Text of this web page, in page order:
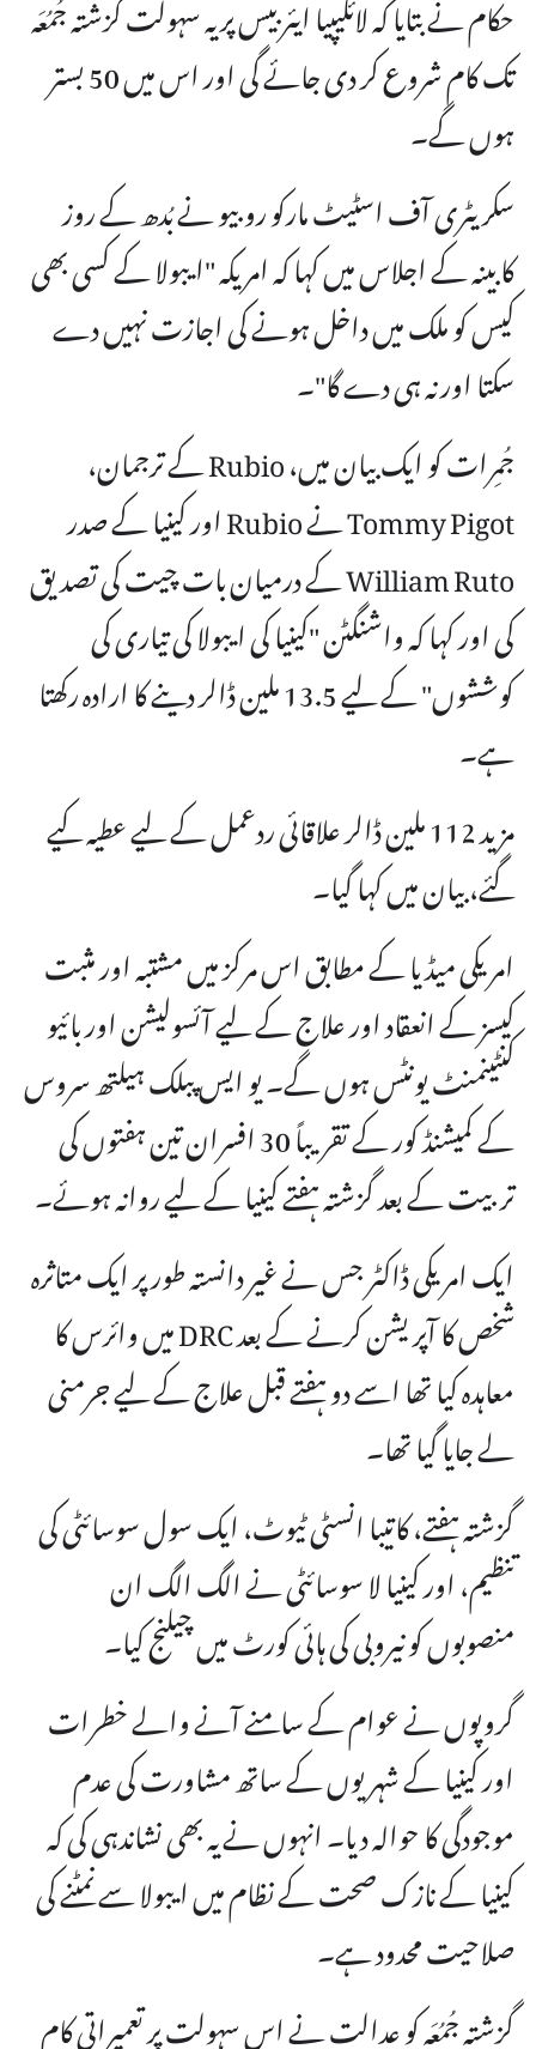
تک کام شروع کر دی جائے گی اور اس میں 50 بستر
ہوں گے۔
سکریٹری آف اسٹیٹ مارکو روبیو نے بُدھ کے روز
کابینہ کے اجلاس میں کہا کہ امریکہ "ایبولا کے کسی بھی
کیس کو ملک میں داخل ہونے کی اجازت نہیں دے
سکتا اور نہ ہی دے گا"۔
جُمِرات کو ایک بیان میں، Rubio کے ترجمان،
Tommy Pigot نے Rubio اور کینیا کے صدر
William Ruto کے درمیان بات چیت کی تصدیق
کی اور کہا کہ واشنگٹن "کینیا کی ایبولا کی تیاری کی
کوششوں" کے لیے 13.5 ملین ڈالر دینے کا ارادہ رکھتا
ہے۔
مزید 112 ملین ڈالر علاقائی ردعمل کے لیے عطیہ کیے
گئے، بیان میں کہا گیا۔
امریکی میڈیا کے مطابق اس مرکز میں مشتبہ اور مثبت
کیسز کے انعقاد اور علاج کے لیے آئسولیشن اور بائیو
کنٹینمنٹ یونٹس ہوں گے۔ یو ایس پبلک ہیلتھ سروس
کے کمیشنڈ کور کے تقریباً 30 افسران تین ہفتوں کی
تربیت کے بعد گزشتہ ہفتے کینیا کے لیے روانہ ہوئے۔
ایک امریکی ڈاکٹر جس نے غیر دانستہ طور پر ایک متاثرہ
شخص کا آپریشن کرنے کے بعد DRC میں وائرس کا
معاہدہ کیا تھا اسے دو ہفتے قبل علاج کے لیے جرمنی
لے جایا گیا تھا۔
گزشتہ ہفتے، کاتیبا انسٹی ٹیوٹ، ایک سول سوسائٹی کی
تنظیم، اور کینیا لا سوسائٹی نے الگ الگ ان
منصوبوں کو نیروبی کی ہائی کورٹ میں چیلنج کیا۔
گروپوں نے عوام کے سامنے آنے والے خطرات
اور کینیا کے شہریوں کے ساتھ مشاورت کی عدم
موجودگی کا حوالہ دیا۔ انہوں نے یہ بھی نشاندہی کی کہ
کینیا کے نازک صحت کے نظام میں ایبولا سے نمٹنے کی
صلاحیت محدود ہے۔
گزشتہ جُمُعَہ کو عدالت نے اس سہولت پر تعمیراتی کام